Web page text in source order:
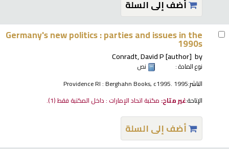
أضف إلى السلة
Germany's new politics : parties and issues in the
1990s
by
Conradt, David P[author]
نوع المادة :
نص
الناشر:Providence RI : Berghahn Books, c1995. 1995
الإتاحة:غير متاح: مكتبة اتحاد الإمارات : داخل المكتبة فقط(1).
أضف إلى السلة